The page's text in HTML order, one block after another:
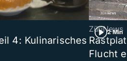
4: Kulinarisches
2 Min
ZüriNews
Flucht